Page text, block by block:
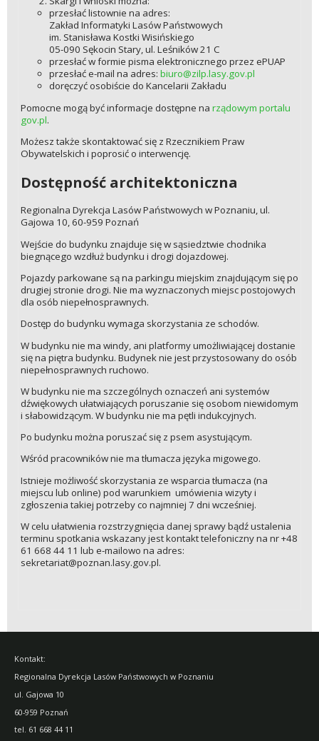
przesłać listownie na adres:
Zakład Informatyki Lasów Państwowych
im. Stanisława Kostki Wisińskiego
05-090 Sękocin Stary, ul. Leśników 21 C
przesłać w formie pisma elektronicznego przez ePUAP
przesłać e-mail na adres: biuro@zilp.lasy.gov.pl
doręczyć osobiście do Kancelarii Zakładu
Pomocne mogą być informacje dostępne na rządowym portalu
gov.pl.
Możesz także skontaktować się z Rzecznikiem Praw
Obywatelskich i poprosić o interwencję.
Dostępność architektoniczna
Regionalna Dyrekcja Lasów Państwowych w Poznaniu, ul.
Gajowa 10, 60-959 Poznań
Wejście do budynku znajduje się w sąsiedztwie chodnika
biegnącego wzdłuż budynku i drogi dojazdowej.
Pojazdy parkowane są na parkingu miejskim znajdującym się po
drugiej stronie drogi. Nie ma wyznaczonych miejsc postojowych
dla osób niepełnosprawnych.
Dostęp do budynku wymaga skorzystania ze schodów.
W budynku nie ma windy, ani platformy umożliwiającej dostanie
się na piętra budynku. Budynek nie jest przystosowany do osób
niepełnosprawnych ruchowo.
W budynku nie ma szczególnych oznaczeń ani systemów
dźwiękowych ułatwiających poruszanie się osobom niewidomym
i słabowidzącym. W budynku nie ma pętli indukcyjnych.
Po budynku można poruszać się z psem asystującym.
Wśród pracowników nie ma tłumacza języka migowego.
Istnieje możliwość skorzystania ze wsparcia tłumacza (na
miejscu lub online) pod warunkiem umówienia wizyty i
zgłoszenia takiej potrzeby co najmniej 7 dni wcześniej.
W celu ułatwienia rozstrzygnięcia danej sprawy bądź ustalenia
terminu spotkania wskazany jest kontakt telefoniczny na nr +48
61 668 44 11 lub e-mailowo na adres:
sekretariat@poznan.lasy.gov.pl.
Kontakt:
Regionalna Dyrekcja Lasów Państwowych w Poznaniu
ul. Gajowa 10
60-959 Poznań
tel. 61 668 44 11